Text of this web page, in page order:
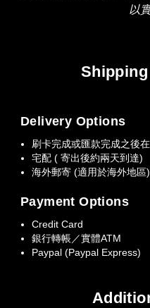
以
Delivery Options
刷卡完成或匯款完成之後
宅配 ( 寄出後約兩天到達)
海外郵寄 (適用於海外地區)
Payment Options
Credit Card
銀行轉帳／實體ATM
Paypal (Paypal Express)